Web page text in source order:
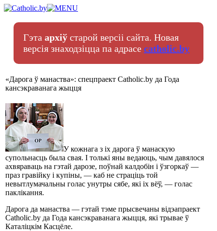
Гэта архіў старой версіі сайта. Новая
версія знаходзіцца па адрасе catholic.by
«Дарога ў манаства»: спецпраект Catholic.by да Года
кансэкраванага жыцця
У кожнага з іх дарога ў манаскую
супольнасць была свая. І толькі яны ведаюць, чым давялося
ахвяраваць на гэтай дарозе, поўнай калдобін і ўзгоркаў —
праз гравійку і купіны, — каб не страціць той
невытлумачальны голас унутры сябе, які іх вёў, — голас
паклікання.
Дарога да манаства — гэтай тэме прысвечаны відэапраект
Catholic.by да Года кансэкраванага жыцця, які трывае ў
Каталіцкім Касцёле.